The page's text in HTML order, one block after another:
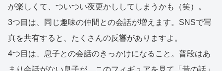
が楽しくて、ついつい夜更かししてしまうかも（笑）。
3つ目は、同じ趣味の仲間との会話が増えます。SNSで写
真を共有すると、たくさんの反響がありますよ。
4つ目は、息子との会話のきっかけになること。普段はあ
まり会話がない息子が、このフィギュアを見て「昔の話」